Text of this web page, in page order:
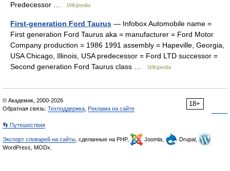
Predecessor …
Wikipedia
First-generation Ford Taurus — Infobox Automobile name =
First generation Ford Taurus aka = manufacturer = Ford Motor
Company production = 1986 1991 assembly = Hapeville, Georgia,
USA Chicago, Illinois, USA predecessor = Ford LTD successor =
Second generation Ford Taurus class …
Wikipedia
18+
© Академик, 2000-2026
Обратная связь: Техподдержка Реклама на сайте
👣 Путешествия
Экспорт словарей на сайты , сделанные на PHP, Joomla,
Drupal,
WordPress, MODx.